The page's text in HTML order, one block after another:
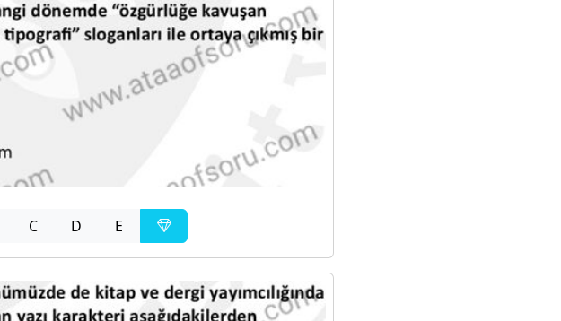
C D E